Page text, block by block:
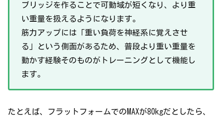
ブリッジを作ることで可動域が短くなり、より重
い重量を扱えるようになります。
筋力アップには「重い負荷を神経系に覚えさせ
る」という側面があるため、普段より重い重量を
動かす経験そのものがトレーニングとして機能し
ます。
たとえば、フラットフォームでのMAXが80kgだとしたら、